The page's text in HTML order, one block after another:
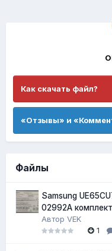
Как скачать файл?
«Отзывы» и
Файлы
Samsung
02992A
Автор VEK
1